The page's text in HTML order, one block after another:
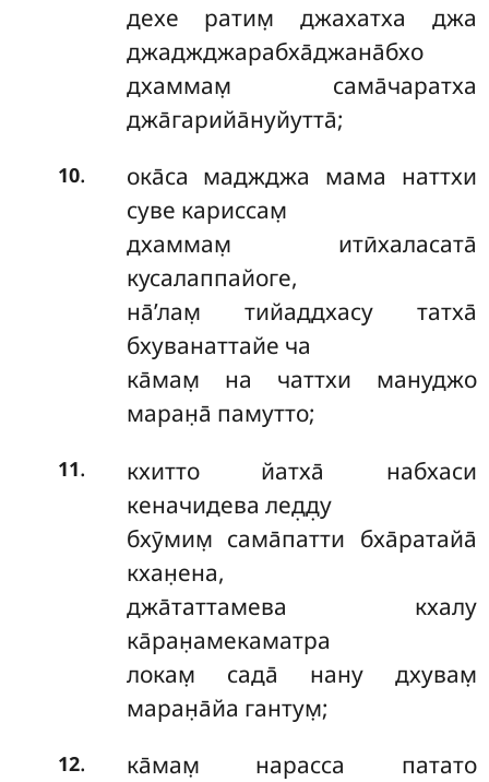
дехе ратим̣ джахатха джа
джаджджарабха̄джана̄бхо
дхаммам̣ сама̄чаратха
джа̄гарийа̄нуйутта̄;
10.
ока̄са маджджа мама наттхи
суве кариссам̣
дхаммам̣ итӣхаласата̄
кусалаппайоге,
на̄’лам̣ тийаддхасу татха̄
бхуванаттайе ча
ка̄мам̣ на чаттхи мануджо
маран̣а̄ памутто;
11.
кхитто йатха̄ набхаси
кеначидева лед̣д̣у
бхӯмим̣ сама̄патти бха̄ратайа̄
кхан̣ена,
джа̄таттамева кхалу
ка̄ран̣амекаматра
локам̣ сада̄ нану дхувам̣
маран̣а̄йа гантум̣;
12.
ка̄мам̣ нарасса патато